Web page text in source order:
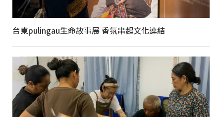
台東pulingau生命故事展 香氛串起文化連結